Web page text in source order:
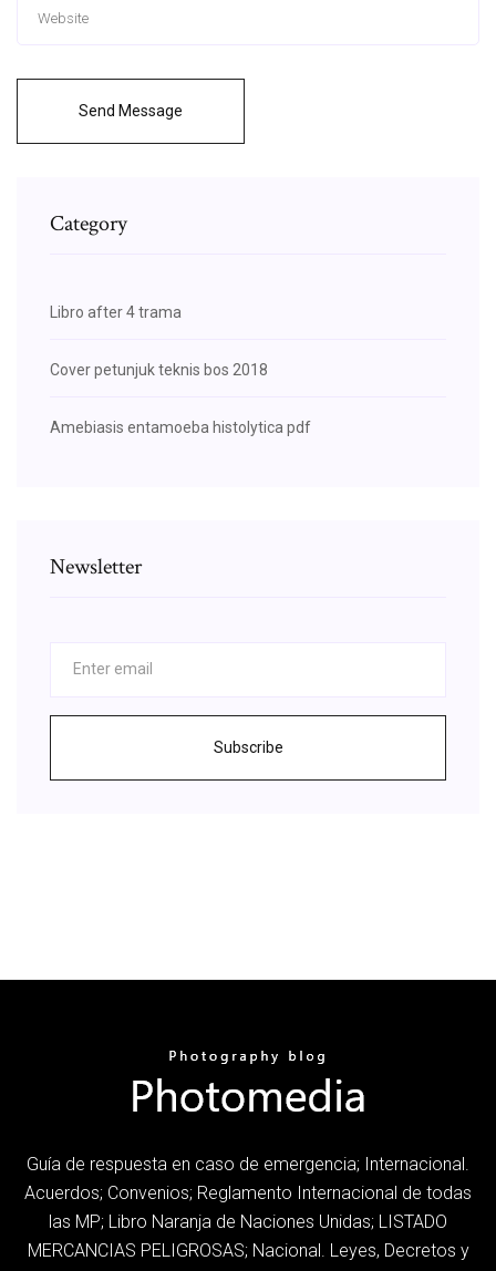
Send Message
Category
Libro after 4 trama
Cover petunjuk teknis bos 2018
Amebiasis entamoeba histolytica pdf
Newsletter
Subscribe
Guía de respuesta en caso de emergencia; Internacional.
Acuerdos; Convenios; Reglamento Internacional de todas
las MP; Libro Naranja de Naciones Unidas; LISTADO
MERCANCIAS PELIGROSAS; Nacional. Leyes, Decretos y